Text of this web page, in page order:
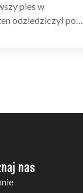
pies w
odziedziczył po…
nas